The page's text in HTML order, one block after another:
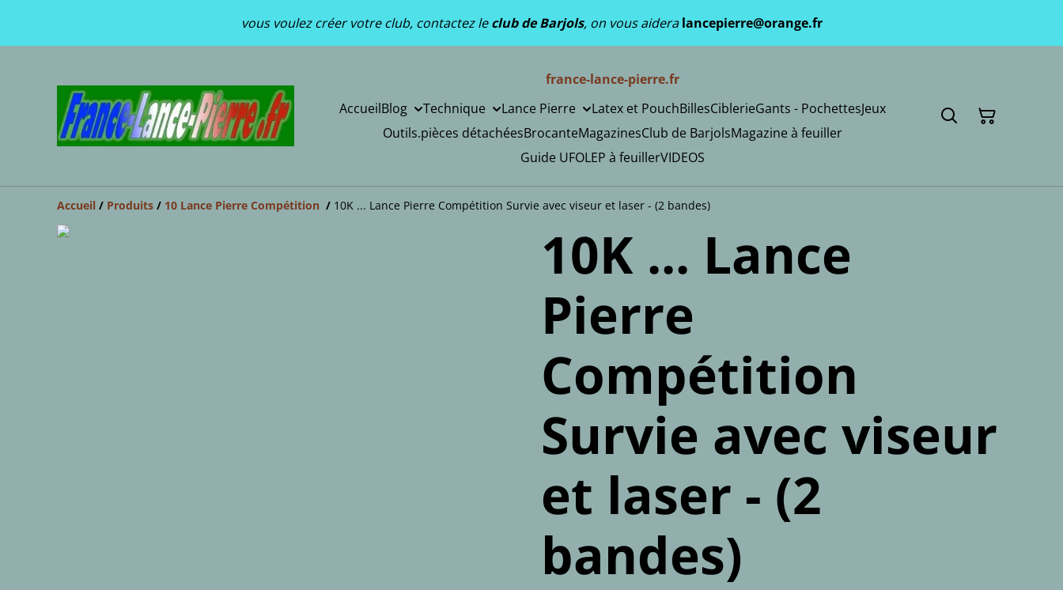
vous voulez créer votre club, contactez leclub de Barjols, on vous aideralancepierre@orange.fr
france-lance-pierre.fr
AccueilBlog Technique Lance Pierre Latex et PouchBillesCiblerieGants - PochettesJeux
Outils.pièces détachéesBrocanteMagazinesClub de BarjolsMagazine à feuiller
Guide UFOLEP à feuillerVIDEOS
Accueil / Produits / 10 Lance Pierre Compétition / 10K ... Lance Pierre Compétition Survie avec viseur et laser - (2 bandes)
10K ... Lance
Pierre
Compétition
Survie avec viseur
et laser - (2
bandes)